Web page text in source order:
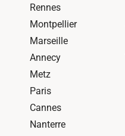
Rennes
Montpellier
Marseille
Annecy
Metz
Paris
Cannes
Nanterre